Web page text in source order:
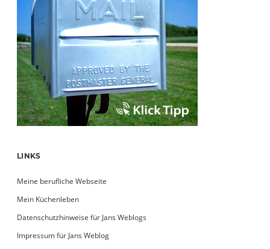
LINKS
Meine berufliche Webseite
Mein Küchenleben
Datenschutzhinweise für Jans Weblogs
Impressum für Jans Weblog